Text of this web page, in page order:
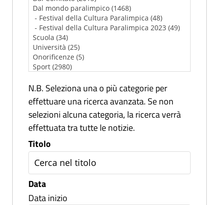
N.B. Seleziona una o più categorie per
effettuare una ricerca avanzata. Se non
selezioni alcuna categoria, la ricerca verrà
effettuata tra tutte le notizie.
Titolo
Data
Data inizio